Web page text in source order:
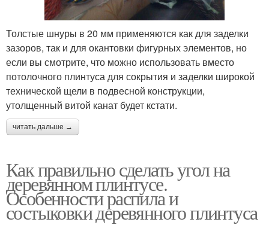
Толстые шнуры в 20 мм применяются как для заделки
зазоров, так и для окантовки фигурных элементов, но
если вы смотрите, что можно использовать вместо
потолочного плинтуса для сокрытия и заделки широкой
технической щели в подвесной конструкции,
утолщенный витой канат будет кстати.
читать дальше →
Как правильно сделать угол на
деревянном плинтусе.
Особенности распила и
состыковки деревянного плинтуса